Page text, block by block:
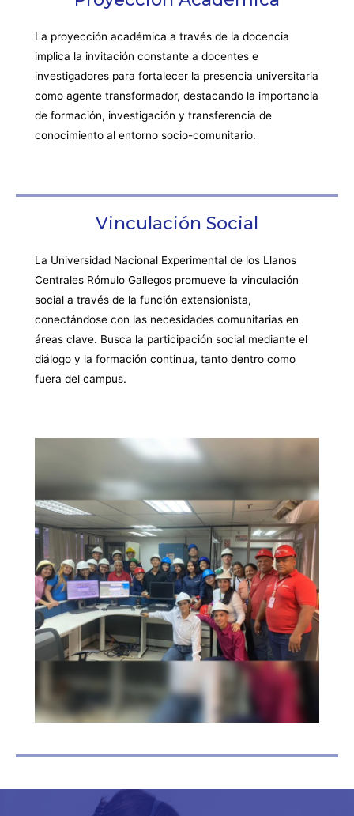
La proyección académica a través de la docencia
implica la invitación constante a docentes e
investigadores para fortalecer la presencia universitaria
como agente transformador, destacando la importancia
de formación, investigación y transferencia de
conocimiento al entorno socio-comunitario.
Vinculación Social
La Universidad Nacional Experimental de los Llanos
Centrales Rómulo Gallegos promueve la vinculación
social a través de la función extensionista,
conectándose con las necesidades comunitarias en
áreas clave. Busca la participación social mediante el
diálogo y la formación continua, tanto dentro como
fuera del campus.